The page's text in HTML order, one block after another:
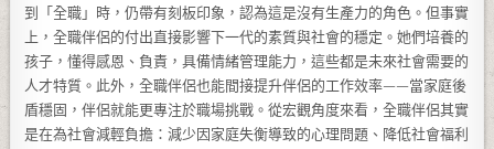
到「全職」時，仍帶有刻板印象，認為這是沒有生產力的角色。但事實
上，全職伴侶的付出直接影響下一代的素質與社會的穩定。她們培養的
孩子，懂得感恩、負責，具備情緒管理能力，這些都是未來社會需要的
人才特質。此外，全職伴侶也能間接提升伴侶的工作效率——當家庭後
盾穩固，伴侶就能更專注於職場挑戰。從宏觀角度來看，全職伴侶其實
是在為社會減輕負擔：減少因家庭失衡導致的心理問題、降低社會福利